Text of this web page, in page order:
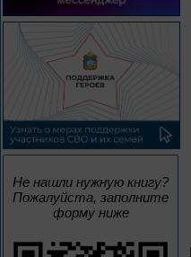
Не нашли нужную книгу?
Пожалуйста, заполните
форму ниже